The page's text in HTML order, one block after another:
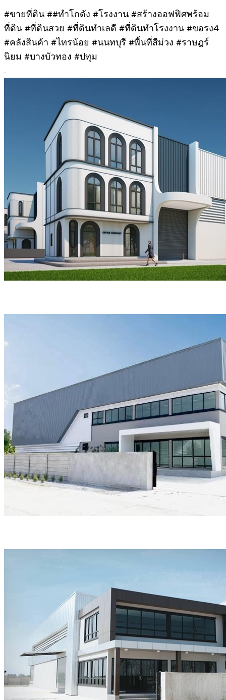
#ขายที่ดิน ##ทําโกดัง #โรงงาน #สร้างออฟฟิศพร้อม
ที่ดิน #ที่ดินสวย #ที่ดินทำเลดี #ที่ดินทำโรงงาน #ขอรง4
#คลังสินค้า #ไทรน้อย #นนทบุรี #พื้นที่สีม่วง #ราษฎร์
นิยม #บางบัวทอง #ปทุม
.